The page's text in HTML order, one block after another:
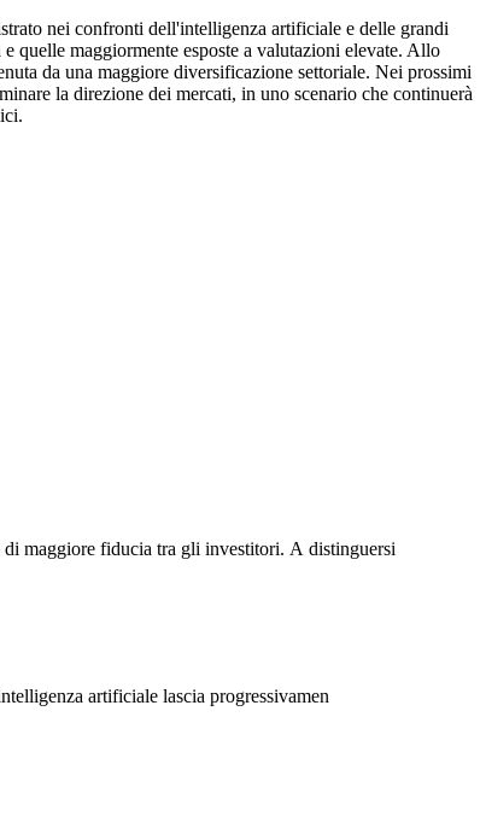
nei confronti dell'intelligenza artificiale e delle grandi
quelle maggiormente esposte a valutazioni elevate. Allo
da una maggiore diversificazione settoriale. Nei prossimi
la direzione dei mercati, in uno scenario che continuerà
maggiore fiducia tra gli investitori. A distinguersi
artificiale lascia progressivamen